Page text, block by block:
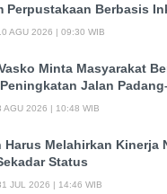
Perpustakaan Berbasis
AGU 2026 | 09:30 WIB
Minta Masyarakat
Jalan
AGU 2026 | 10:48 WIB
Harus Melahirkan Kinerja
Status
JUL 2026 | 14:46 WIB